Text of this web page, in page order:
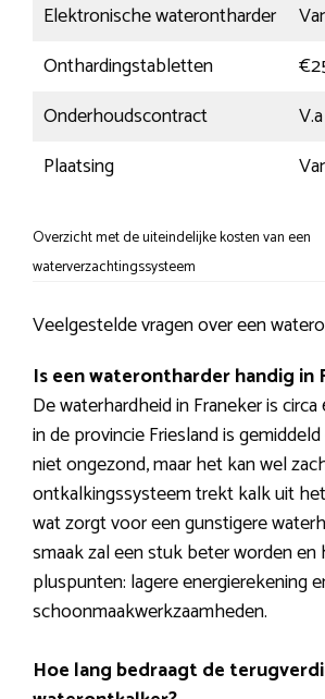
Elektronische waterontharder
Onthardingstabletten
Onderhoudscontract
Plaatsing
Overzicht met de uiteindelijke kosten van een
waterverzachtingssysteem
Veelgestelde vragen over een
Is een waterontharder handig in
De waterhardheid in Franeker is
in de provincie Friesland is
niet ongezond, maar het kan wel
ontkalkingssysteem trekt kalk uit
wat zorgt voor een gunstigere
smaak zal een stuk beter worden en
pluspunten: lagere energierekening
schoonmaakwerkzaamheden.
Hoe lang bedraagt de